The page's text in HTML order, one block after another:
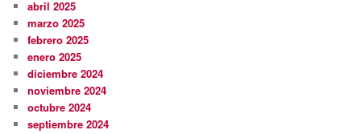
abril 2025
marzo 2025
febrero 2025
enero 2025
diciembre 2024
noviembre 2024
octubre 2024
septiembre 2024